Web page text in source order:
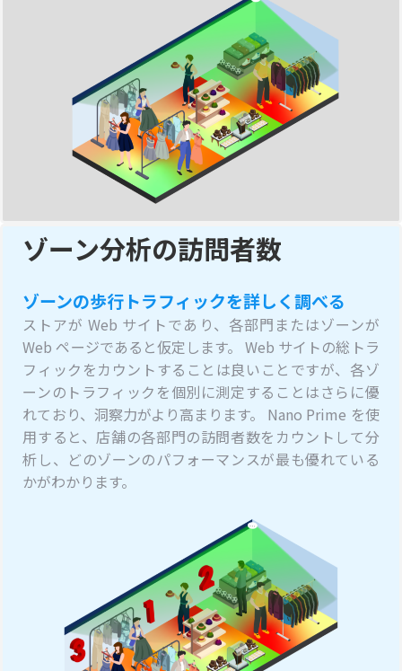
ゾーン分析の訪問者数
ゾーンの歩行トラフィックを詳しく調べる
ストアが Web サイトであり、各部門またはゾーンが
Web ページであると仮定します。 Web サイトの総トラ
フィックをカウントすることは良いことですが、各ゾ
ーンのトラフィックを個別に測定することはさらに優
れており、洞察力がより高まります。 Nano Prime を使
用すると、店舗の各部門の訪問者数をカウントして分
析し、どのゾーンのパフォーマンスが最も優れている
かがわかります。